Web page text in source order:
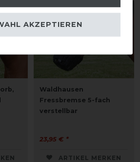
Waldhausen
Fressbremse 5-fach
verstellbar
23,95 € *
ARTIKEL MERKEN
AKZEPTIEREN